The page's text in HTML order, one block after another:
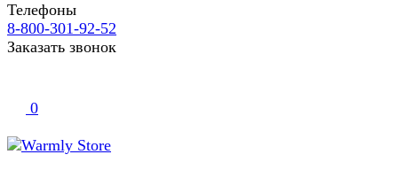
Телефоны
8-800-301-92-52
Заказать звонок
0